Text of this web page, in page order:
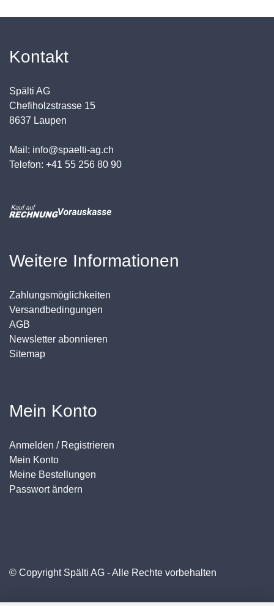
Kontakt
Spälti AG
Chefiholzstrasse 15
8637 Laupen
Mail: info@spaelti-ag.ch
Telefon: +41 55 256 80 90
Weitere Informationen
Zahlungsmöglichkeiten
Versandbedingungen
AGB
Newsletter abonnieren
Sitemap
Mein Konto
Anmelden / Registrieren
Mein Konto
Meine Bestellungen
Passwort ändern
© Copyright Spälti AG - Alle Rechte vorbehalten